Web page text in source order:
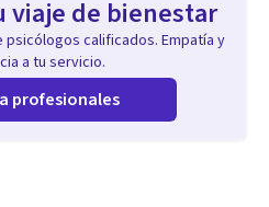
viaje de bienestar
psicólogos calificados. Empatía y
a tu servicio.
profesionales